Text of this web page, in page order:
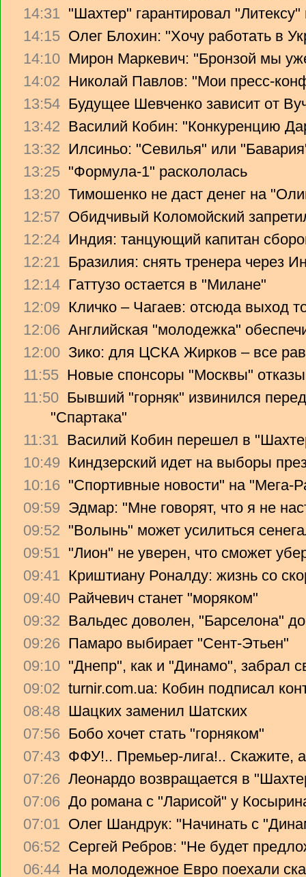
14:31 "Шахтер" гарантировал
14:15 Олег Блохин: "Хочу работать в
14:10 Мирон Маркевич: "Бронзой мы
14:02 Николай Павлов: "Мои пресс-
13:54 Будущее Шевченко зависит от
13:42 Василий Кобин: "Конкуренцию
13:32 Илсиньо: "Севилья" или
13:25 "Формула-1" раскололась
13:20 Тимошенко не даст денег на
12:57 Обидчивый Коломойский
12:24 Индия: танцующий капитан
12:21 Бразилия: снять тренера через
12:14 Гаттузо остается в "Милане"
12:09 Кличко – Чагаев: отсюда выход
12:06 Английская "молодежка"
12:00 Зико: для ЦСКА Жирков – все
11:55 Новые спонсоры "Москвы"
11:50 Бывший "горняк" извинился
"Спартака"
11:31 Василий Кобин перешел в
10:49 Киндзерский идет на выборы
10:16 "Спортивные новости" на "Мега-
09:59 Эдмар: "Мне говорят, что я не
09:52 "Волынь" может усилиться
09:51 "Лион" не уверен, что сможет
09:41 Криштиану Роналду: жизнь со
09:40 Райчевич станет "моряком"
09:32 Вальдес доволен, "Барселона"
09:26 Памаро выбирает "Сент-Этьен"
09:10 "Днепр", как и "Динамо", забрал
09:02 turnir.com.ua: Кобин подписал
08:48 Шацких заменил Шатских
07:56 Бобо хочет стать "горняком"
07:43 ФФУ!.. Премьер-лига!.. Скажите,
07:26 Леонардо возвращается в
07:06 До романа с "Ларисой" у
07:01 Олег Шандрук: "Начинать с
06:52 Сергей Ребров: "Не будет
06:44 На молодежное Евро поехали